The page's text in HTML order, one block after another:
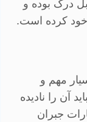
درک بوده و
خود کرده است.
مهم و
آن را نادیده
جبران